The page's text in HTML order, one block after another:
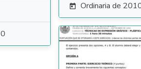
 Ordinaria de